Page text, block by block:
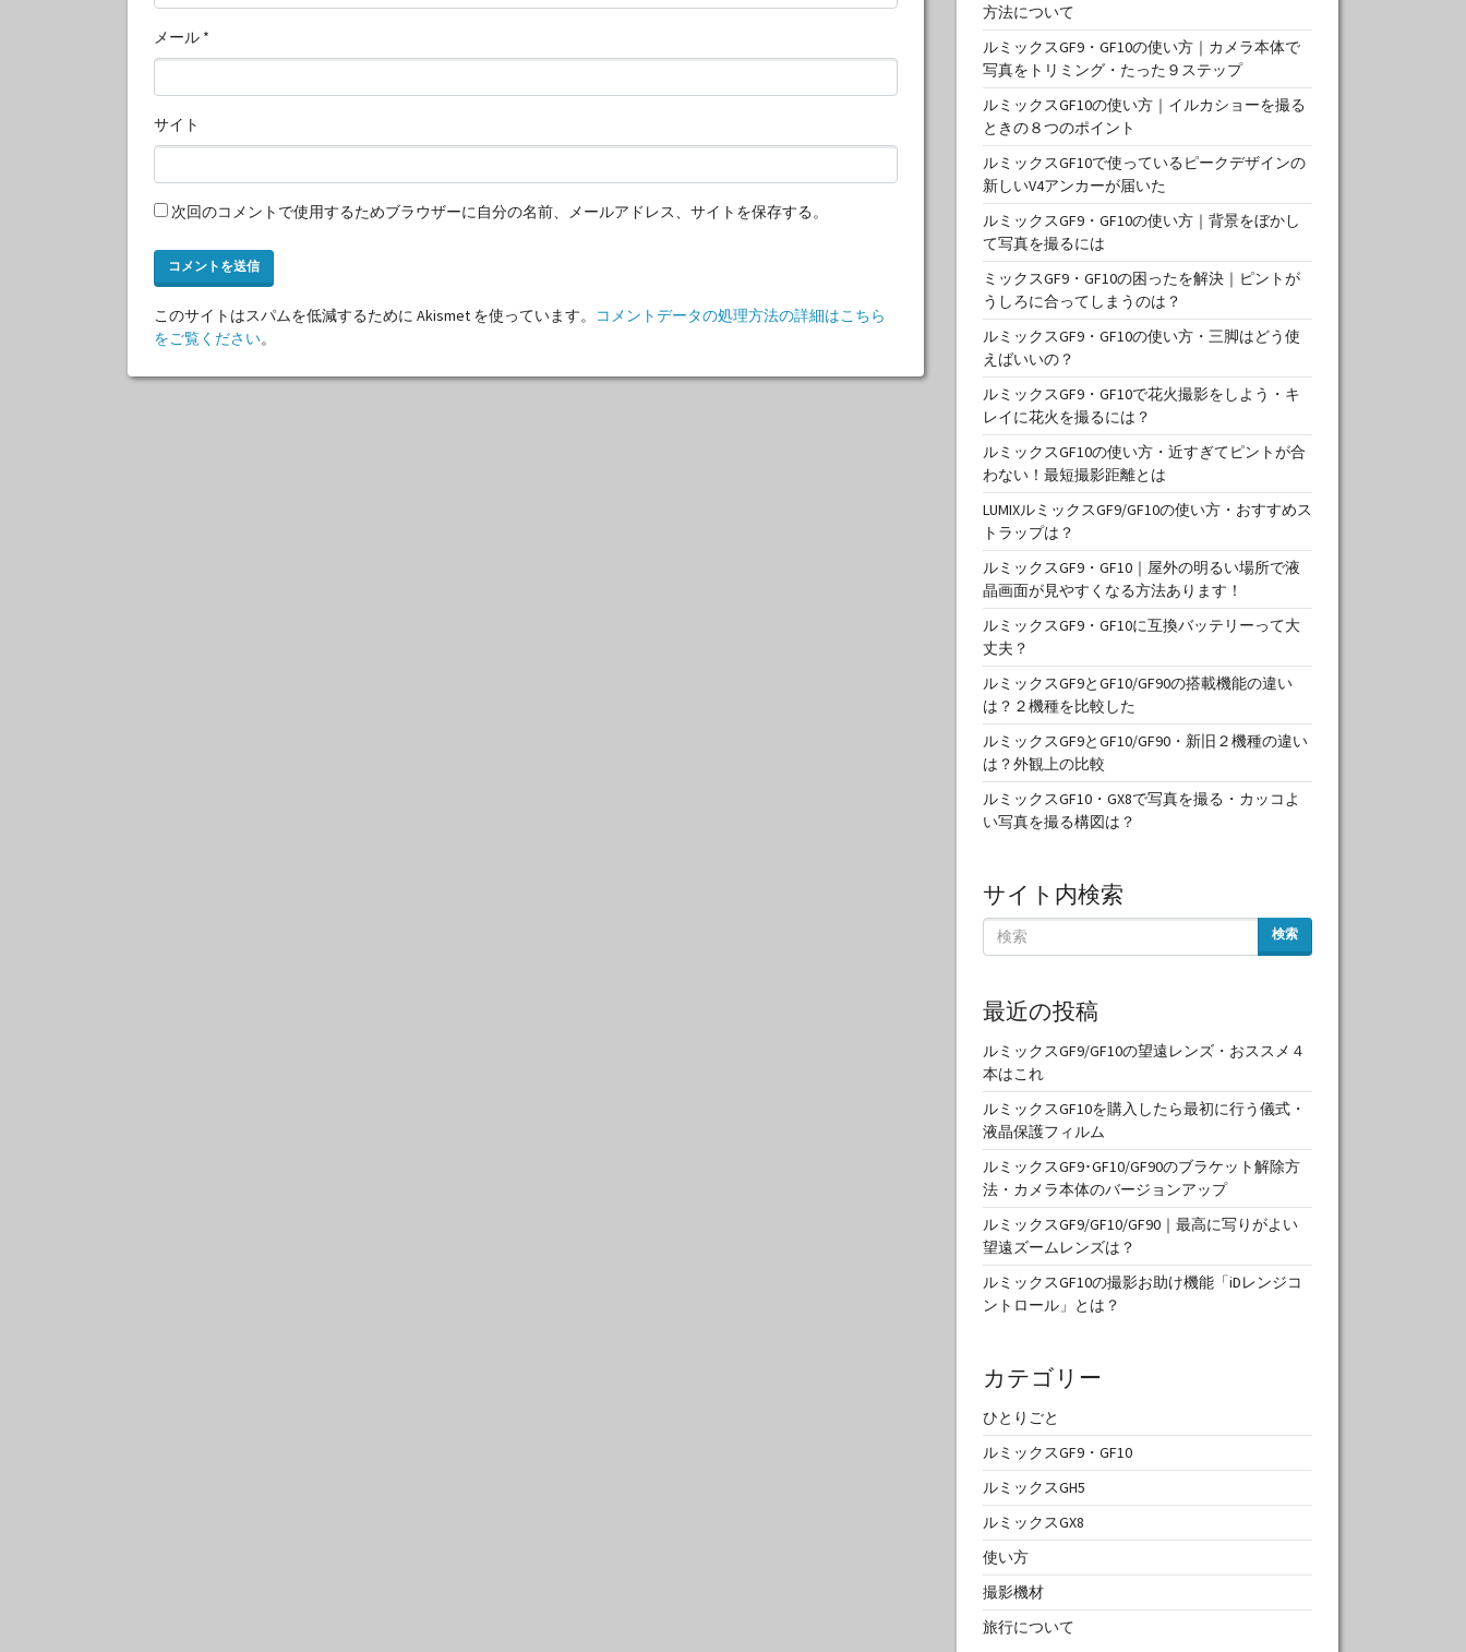
メール *
サイト
次回のコメントで使用するためブラウザーに自分の名前、メールアドレス、サイトを保存する。
このサイトはスパムを低減するために Akismet を使っています。
コメントデータの処理方法の詳細はこちら
をご覧ください。
方法について
ルミックスGF9・GF10の使い方｜カメラ本体で
写真をトリミング・たった９ステップ
ルミックスGF10の使い方｜イルカショーを撮る
ときの８つのポイント
ルミックスGF10で使っているピークデザインの
新しいV4アンカーが届いた
ルミックスGF9・GF10の使い方｜背景をぼかし
て写真を撮るには
ミックスGF9・GF10の困ったを解決｜ピントが
うしろに合ってしまうのは？
ルミックスGF9・GF10の使い方・三脚はどう使
えばいいの？
ルミックスGF9・GF10で花火撮影をしよう・キ
レイに花火を撮るには？
ルミックスGF10の使い方・近すぎてピントが合
わない！最短撮影距離とは
LUMIXルミックスGF9/GF10の使い方・おすすめス
トラップは？
ルミックスGF9・GF10｜屋外の明るい場所で液
晶画面が見やすくなる方法あります！
ルミックスGF9・GF10に互換バッテリーって大
丈夫？
ルミックスGF9とGF10/GF90の搭載機能の違い
は？２機種を比較した
ルミックスGF9とGF10/GF90・新旧２機種の違い
は？外観上の比較
ルミックスGF10・GX8で写真を撮る・カッコよ
い写真を撮る構図は？
サイト内検索
検索
最近の投稿
ルミックスGF9/GF10の望遠レンズ・おススメ４
本はこれ
ルミックスGF10を購入したら最初に行う儀式・
液晶保護フィルム
ルミックスGF9･GF10/GF90のブラケット解除方
法・カメラ本体のバージョンアップ
ルミックスGF9/GF10/GF90｜最高に写りがよい
望遠ズームレンズは？
ルミックスGF10の撮影お助け機能「iDレンジコ
ントロール」とは？
カテゴリー
ひとりごと
ルミックスGF9・GF10
ルミックスGH5
ルミックスGX8
使い方
撮影機材
旅行について